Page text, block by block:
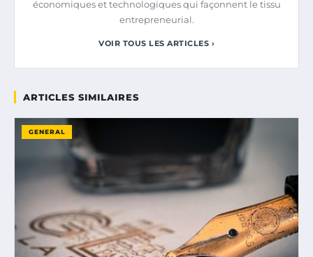
économiques et technologiques qui façonnent le tissu
entrepreneurial.
VOIR TOUS LES ARTICLES ›
ARTICLES SIMILAIRES
GENERAL